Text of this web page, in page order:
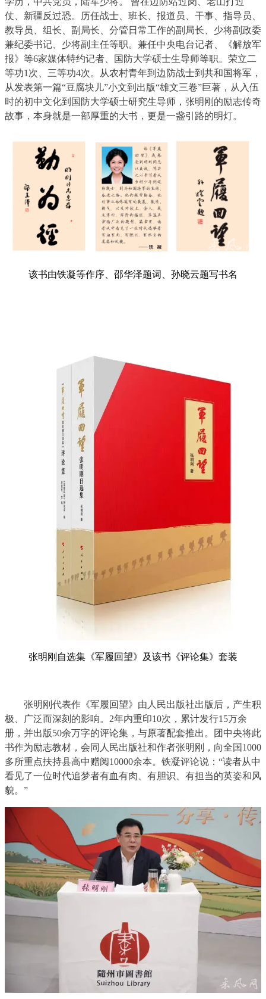
仗、新疆反过恐。历任战士、班长、报道员、干事、指导员、
教导员、组长、副局长、分管日常工作的副局长、少将副政委
兼纪委书记、少将副主任等职。兼任中央电台记者、《解放军
报》等6家媒体特约记者、国防大学硕士生导师等职。荣立二
等功1次、三等功4次。 从农村青年到边防战士到共和国将军，
从发表第一篇“豆腐块儿”小文到出版“雄文三卷”巨著，从入伍
时的初中文化到国防大学硕士研究生导师，张明刚的励志传奇
故事，本身就是一部厚重的大书，更是一盏引路的明灯。
该书由铁凝等作序、邵华泽题词、孙晓云题写书名
张明刚自选集《军履回望》及该书《评论集》套装
张明刚代表作《军履回望》由人民出版社出版后，产生积
极、广泛而深刻的影响。2年内重印10次，累计发行15万余
册，并出版50余万字的评论集，与原著配套推出。团中央将此
书作为励志教材，会同人民出版社和作者张明刚，向全国1000
多所重点扶持县高中赠阅10000余本。铁凝评论说：“读者从中
看见了一位时代追梦者有血有肉、有胆识、有担当的英姿和风
貌。 ”